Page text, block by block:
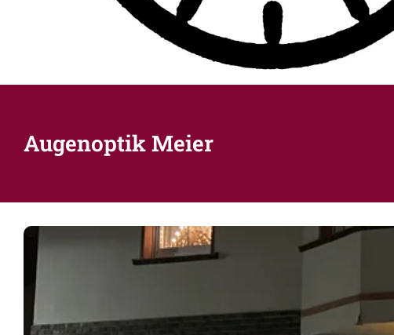
Augenoptik Meier